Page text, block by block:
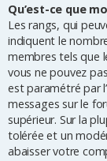
Qu’est-ce que
Les rangs, qui
indiquent le
membres tels que
vous ne pouvez
est paramétré par
messages sur le
supérieur. Sur la
tolérée et un
abaisser votre